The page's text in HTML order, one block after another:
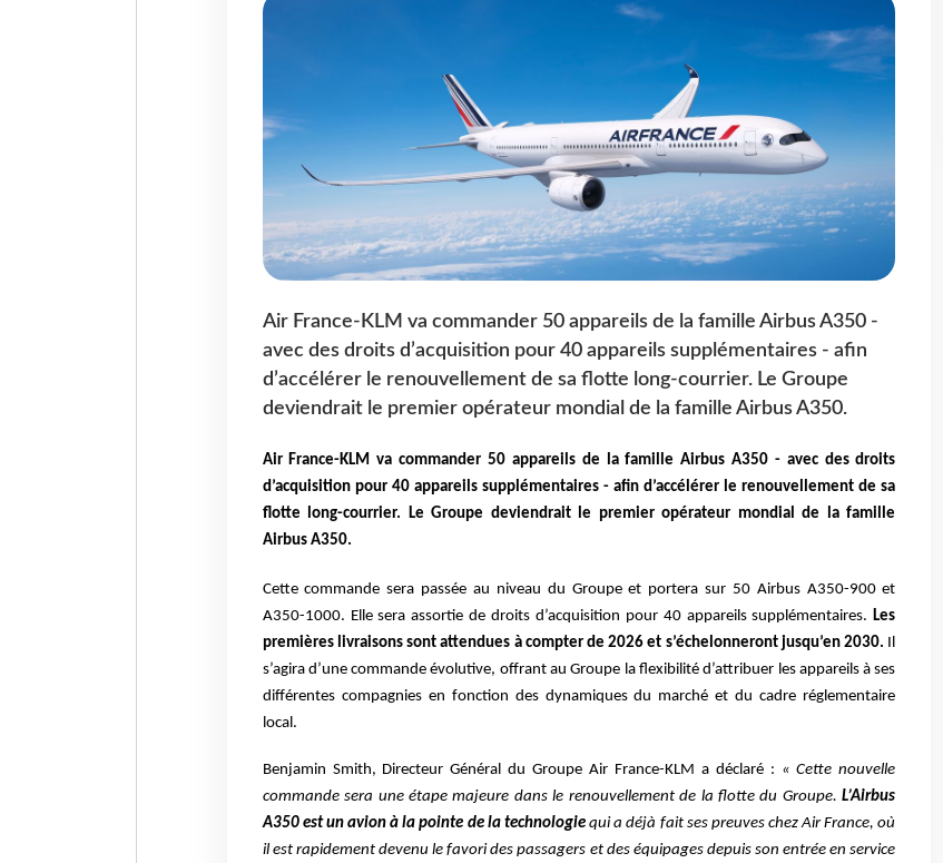
Air France-KLM va commander 50 appareils de la famille Airbus A350 -
avec des droits d’acquisition pour 40 appareils supplémentaires - afin
d’accélérer le renouvellement de sa flotte long-courrier. Le Groupe
deviendrait le premier opérateur mondial de la famille Airbus A350.
Air France-KLM va commander 50 appareils de la famille Airbus A350 - avec des droits
d’acquisition pour 40 appareils supplémentaires - afin d’accélérer le renouvellement de sa
flotte long-courrier.
Le Groupe deviendrait le premier opérateur mondial de la famille
Airbus A350.
Cette commande sera passée au niveau du Groupe et portera sur 50 Airbus A350-900 et
A350-1000. Elle sera assortie de droits d’acquisition pour 40 appareils supplémentaires. Les
premières livraisons sont attendues à compter de 2026 et s’échelonneront jusqu’en 2030. Il
s’agira d’une commande évolutive, offrant au Groupe la flexibilité d’attribuer les appareils à ses
différentes compagnies en fonction des dynamiques du marché et du cadre réglementaire
local.
Benjamin Smith, Directeur Général du Groupe Air France-KLM a déclaré : « Cette nouvelle
commande sera une étape majeure dans le renouvellement de la flotte du Groupe.L’Airbus
A350 est un avion à la pointe de la technologiequi a déjà fait ses preuves chez Air France, où
il est rapidement devenu le favori des passagers et des équipages depuis son entrée en service